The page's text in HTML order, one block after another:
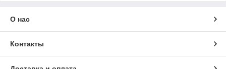
О нас
Контакты